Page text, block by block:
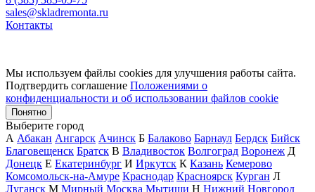
sales@skladremonta.ru
Контакты
Мы используем файлы cookies для улучшения работы сайта.
Подтвердить соглашение Положениями о
конфиденциальности и об использовании файлов cookie
Понятно
Выберите город
А Абакан Ангарск Ачинск Б Балаково Барнаул Бердск Бийск
Благовещенск Братск В Владивосток Волгоград Воронеж Д
Донецк Е Екатеринбург И Иркутск К Казань Кемерово
Комсомольск-на-Амуре Краснодар Красноярск Курган Л
Луганск М Мирный Москва Мытищи Н Нижний Новгород